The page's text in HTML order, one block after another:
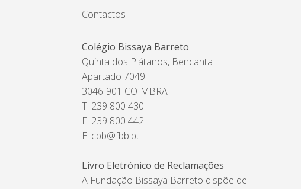
Contactos
Colégio Bissaya Barreto
Quinta dos Plátanos, Bencanta
Apartado 7049
3046-901 COIMBRA
T: 239 800 430
F: 239 800 442
E: cbb@fbb.pt
Livro Eletrónico de Reclamações
A Fundação Bissaya Barreto dispõe de